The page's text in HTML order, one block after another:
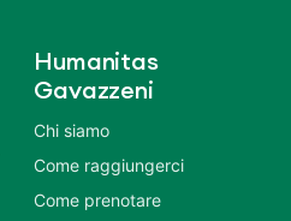
Humanitas
Gavazzeni
Chi siamo
Come raggiungerci
Come prenotare